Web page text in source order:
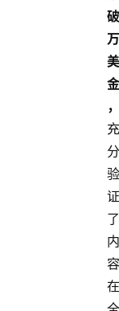
破
万
美
金
，
充
分
验
证
了
内
容
在